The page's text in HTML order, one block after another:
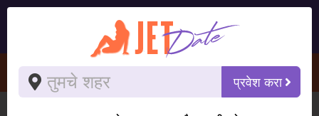
Guide to seeing an escort - JetDate
प्रवेश करा